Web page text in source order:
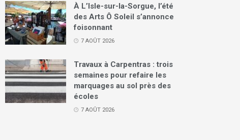
À L’Isle-sur-la-Sorgue, l’été
des Arts Ô Soleil s’annonce
foisonnant
7 AOÛT 2026
Travaux à Carpentras : trois
semaines pour refaire les
marquages au sol près des
écoles
7 AOÛT 2026